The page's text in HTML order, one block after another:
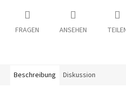
FRAGEN ANSEHEN
Beschreibung Diskussion